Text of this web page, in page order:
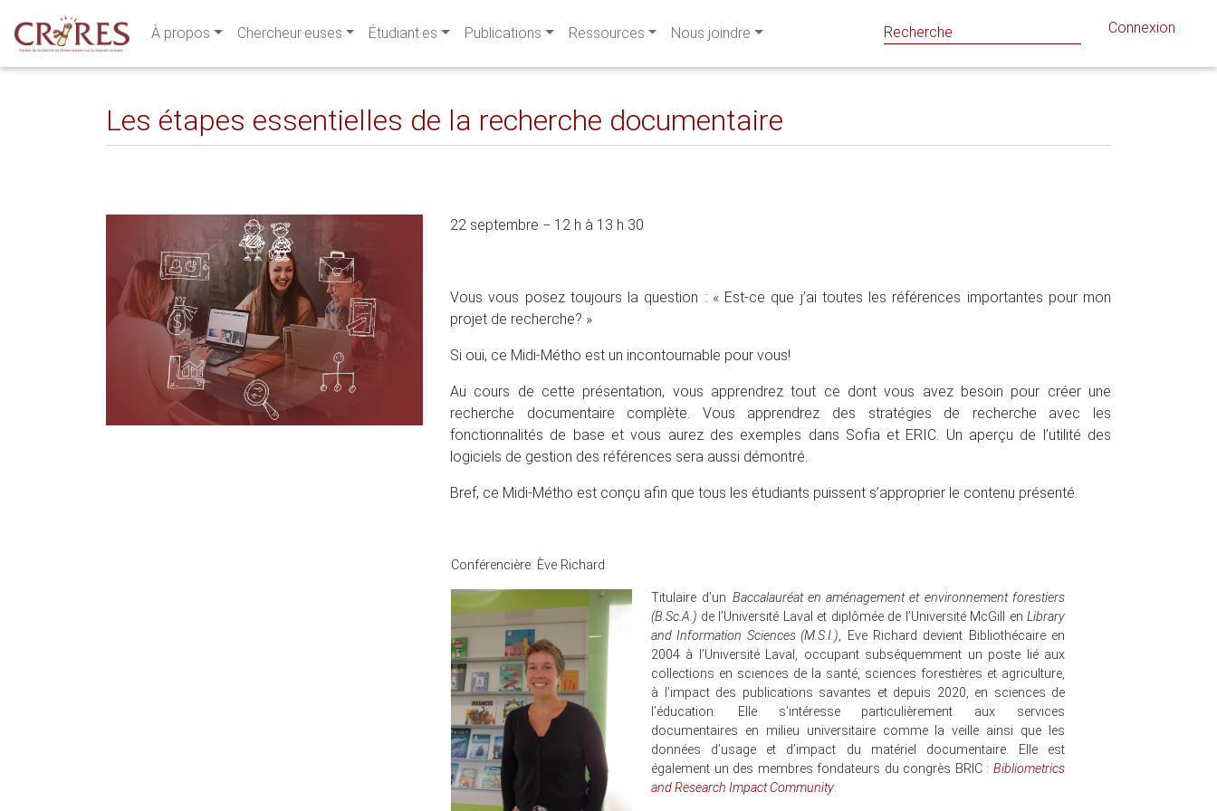
À propos Chercheur·euses Étudiant·es Publications Ressources Nous joindre Connexion
Les étapes essentielles de la recherche documentaire
22 septembre − 12 h à 13 h 30
Vous vous posez toujours la question : « Est-ce que j’ai toutes les références importantes pour mon
projet de recherche? »
Si oui, ce Midi-Métho est un incontournable pour vous!
Au cours de cette présentation, vous apprendrez tout ce dont vous avez besoin pour créer une
recherche documentaire complète. Vous apprendrez des stratégies de recherche avec les
fonctionnalités de base et vous aurez des exemples dans Sofia et ERIC. Un aperçu de l’utilité des
logiciels de gestion des références sera aussi démontré.
Bref, ce Midi-Métho est conçu afin que tous les étudiants puissent s’approprier le contenu présenté.
Conférencière: Ève Richard
Titulaire d’un Baccalauréat en aménagement et environnement forestiers
(B.Sc.A.) de l’Université Laval et diplômée de l’Université McGill en Library
and Information Sciences (M.S.I.), Eve Richard devient Bibliothécaire en
2004 à l’Université Laval, occupant subséquemment un poste lié aux
collections en sciences de la santé, sciences forestières et agriculture,
à l’impact des publications savantes et depuis 2020, en sciences de
l’éducation. Elle s’intéresse particulièrement aux services
documentaires en milieu universitaire comme la veille ainsi que les
données d’usage et d’impact du matériel documentaire. Elle est
également un des membres fondateurs du congrès BRIC : Bibliometrics
and Research Impact Community.